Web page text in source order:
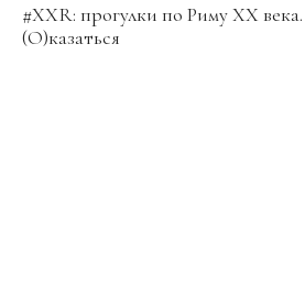
#XXR: прогулки по Риму XX
(О)казаться